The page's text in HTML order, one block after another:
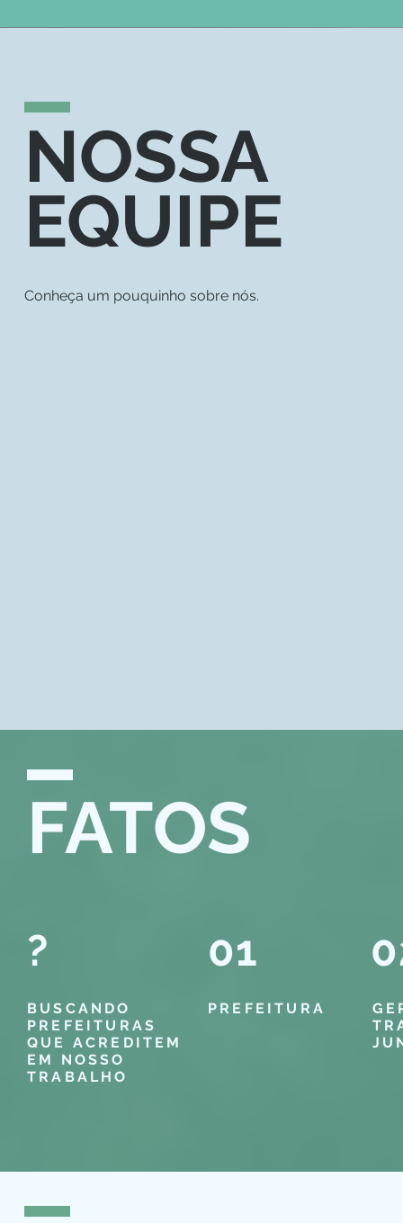
NOSSA
EQUIPE
Conheça um pouquinho sobre nós.
FATOS
?
BUSCANDO
PREFEITURAS
QUE ACREDITEM
EM NOSSO
TRABALHO
01
PREFEITURA